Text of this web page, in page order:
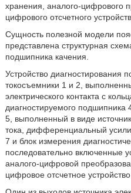
хранения, аналого-цифрового
цифрового отсчетного
Сущность полезной модели
представлена структурная
подшипника качения.
Устройство диагностирования
токосъемники 1 и 2,
электрического контакта с
диагностируемого подшипника
5, выполненный в виде
тока, дифференциальный
7 и блок измерения
последовательно включенные
аналого-цифровой
цифровое отсчетное устройство